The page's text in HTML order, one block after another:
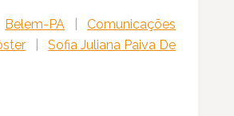
Belem-PA
Comunicações
Sofia Juliana Paiva De